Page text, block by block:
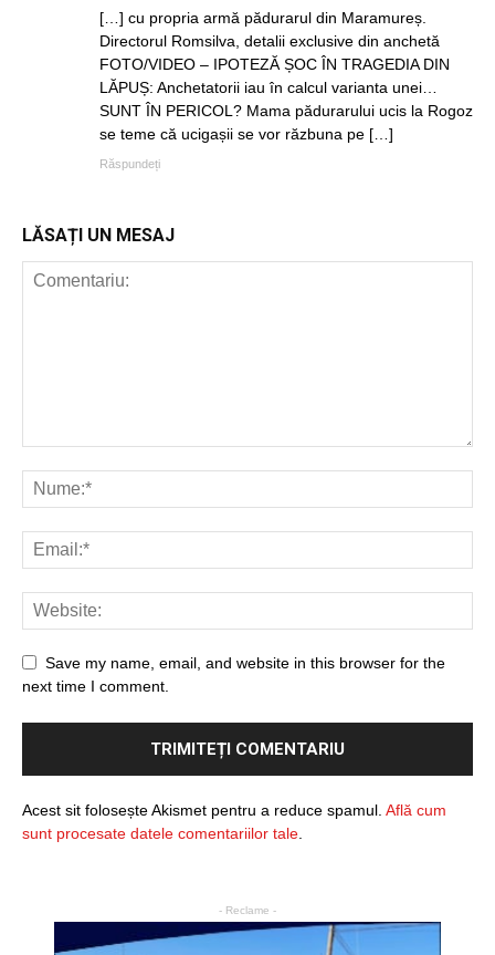
[…] cu propria armă pădurarul din Maramureș.
Directorul Romsilva, detalii exclusive din anchetă
FOTO/VIDEO – IPOTEZĂ ȘOC ÎN TRAGEDIA DIN
LĂPUȘ: Anchetatorii iau în calcul varianta unei…
SUNT ÎN PERICOL? Mama pădurarului ucis la Rogoz
se teme că ucigașii se vor răzbuna pe […]
Răspundeți
LĂSAȚI UN MESAJ
Save my name, email, and website in this browser for the
next time I comment.
Acest sit folosește Akismet pentru a reduce spamul. Află cum
sunt procesate datele comentariilor tale
- Reclame -